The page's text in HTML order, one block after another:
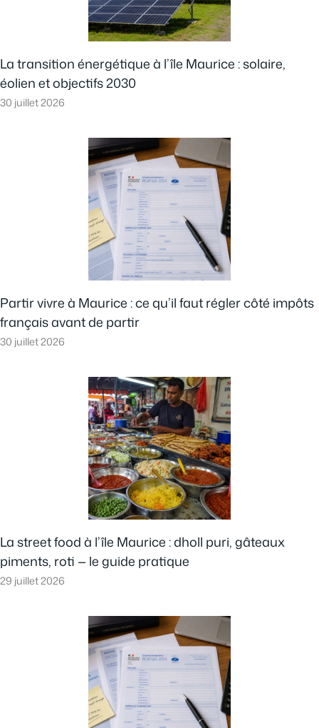
La transition énergétique à l’île Maurice : solaire,
éolien et objectifs 2030
30 juillet 2026
Partir vivre à Maurice : ce qu’il faut régler côté impôts
français avant de partir
30 juillet 2026
La street food à l’île Maurice : dholl puri, gâteaux
piments, roti — le guide pratique
29 juillet 2026